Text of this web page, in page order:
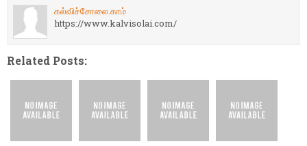
கல்விச்சோலை.காம்
https://www.kalvisolai.com/
Related Posts: